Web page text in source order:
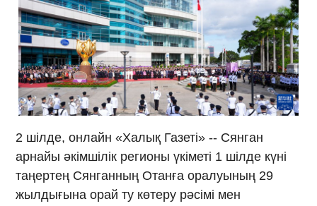
2 шілде, онлайн «Халық Газеті» -- Сянган
арнайы әкімшілік регионы үкіметі 1 шілде күні
таңертең Сянганның Отанға оралуының 29
жылдығына орай ту көтеру рәсімі мен